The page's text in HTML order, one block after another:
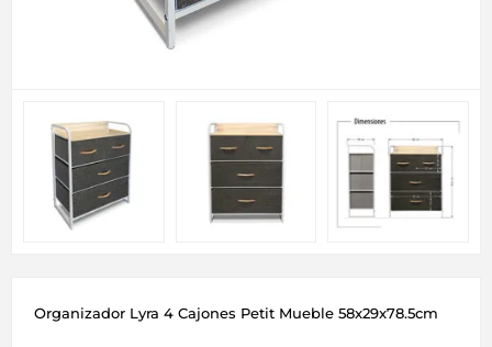
Organizador Lyra 4 Cajones Petit Mueble 58x29x78.5cm